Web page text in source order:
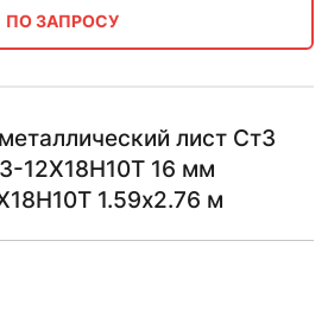
ПО ЗАПРОСУ
лист Ст3
12Х18Н10Т 16 мм
1.59х2.76 м